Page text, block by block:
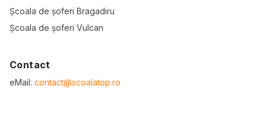
Școala de șoferi Bragadiru
Școala de șoferi Vulcan
Contact
eMail: contact@scoalatop.ro